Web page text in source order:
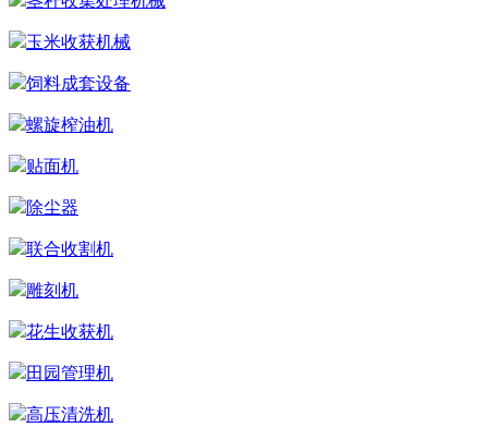
茎秆收集处理机械
玉米收获机械
饲料成套设备
螺旋榨油机
贴面机
除尘器
联合收割机
雕刻机
花生收获机
田园管理机